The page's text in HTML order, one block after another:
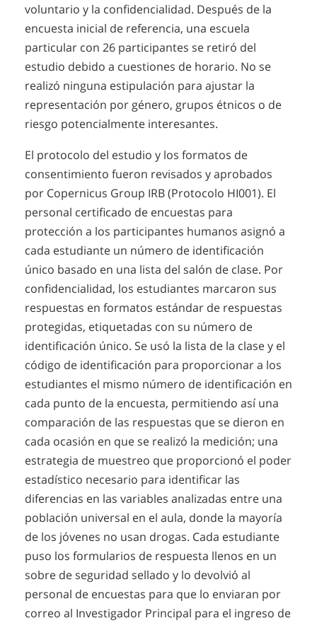
voluntario y la confidencialidad. Después de la
encuesta inicial de referencia, una escuela
particular con 26 participantes se retiró del
estudio debido a cuestiones de horario. No se
realizó ninguna estipulación para ajustar la
representación por género, grupos étnicos o de
riesgo potencialmente interesantes.
El protocolo del estudio y los formatos de
consentimiento fueron revisados y aprobados
por Copernicus Group IRB (Protocolo HI001). El
personal certificado de encuestas para
protección a los participantes humanos asignó a
cada estudiante un número de identificación
único basado en una lista del salón de clase. Por
confidencialidad, los estudiantes marcaron sus
respuestas en formatos estándar de respuestas
protegidas, etiquetadas con su número de
identificación único. Se usó la lista de la clase y el
código de identificación para proporcionar a los
estudiantes el mismo número de identificación en
cada punto de la encuesta, permitiendo así una
comparación de las respuestas que se dieron en
cada ocasión en que se realizó la medición; una
estrategia de muestreo que proporcionó el poder
estadístico necesario para identificar las
diferencias en las variables analizadas entre una
población universal en el aula, donde la mayoría
de los jóvenes no usan drogas. Cada estudiante
puso los formularios de respuesta llenos en un
sobre de seguridad sellado y lo devolvió al
personal de encuestas para que lo enviaran por
correo al Investigador Principal para el ingreso de